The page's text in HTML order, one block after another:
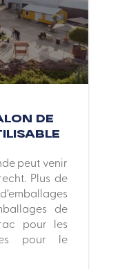
de
peut venir
Plus de
de
pour les
pour le